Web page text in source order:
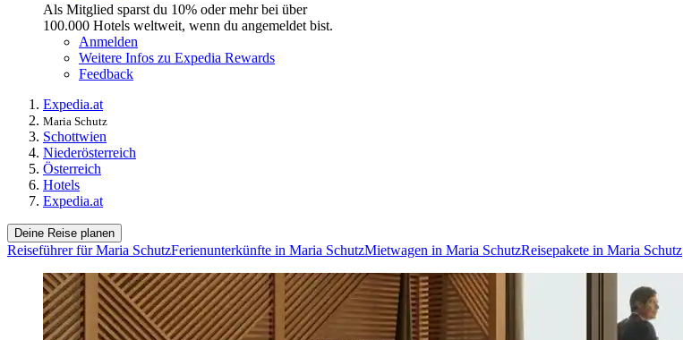
Als Mitglied sparst du 10% oder mehr bei über
100.000 Hotels weltweit, wenn du angemeldet bist.
Anmelden
Weitere Infos zu Expedia Rewards
Feedback
Expedia.at
Maria Schutz
Schottwien
Niederösterreich
Österreich
Hotels
Expedia.at
Deine Reise planen
Reiseführer für Maria SchutzFerienunterkünfte in Maria SchutzMietwagen in Maria SchutzReisepakete in Maria Schutz